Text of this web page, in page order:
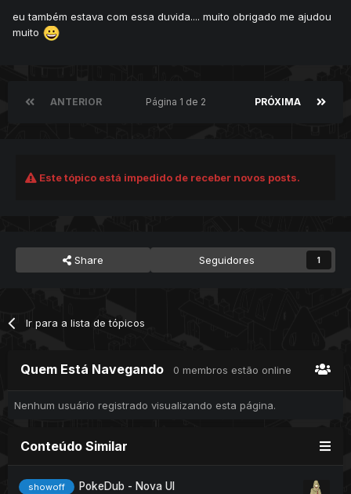
eu também estava com essa duvida.... muito obrigado me ajudou
muito
ANTERIOR PRÓXIMA
Página 1 de 2
Este tópico está impedido de receber novos posts.
Share Seguidores 1
Ir para a lista de tópicos
Quem Está Navegando 0 membros estão online
Nenhum usuário registrado visualizando esta página.
Conteúdo Similar
showoff
PokeDub - Nova UI